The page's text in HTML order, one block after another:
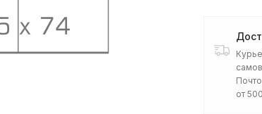
от